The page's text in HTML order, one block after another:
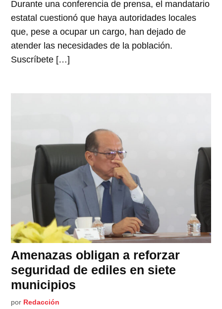
Durante una conferencia de prensa, el mandatario
estatal cuestionó que haya autoridades locales
que, pese a ocupar un cargo, han dejado de
atender las necesidades de la población.
Suscríbete […]
Amenazas obligan a reforzar
seguridad de ediles en siete
municipios
por Redacción